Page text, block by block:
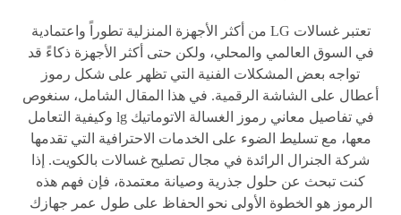
تعتبر غسالات LG من أكثر الأجهزة المنزلية تطوراً واعتمادية
في السوق العالمي والمحلي، ولكن حتى أكثر الأجهزة ذكاءً قد
تواجه بعض المشكلات الفنية التي تظهر على شكل رموز
أعطال على الشاشة الرقمية. في هذا المقال الشامل، سنغوص
في تفاصيل معاني رموز الغسالة الاتوماتيك lg وكيفية التعامل
معها، مع تسليط الضوء على الخدمات الاحترافية التي تقدمها
شركة الجنرال الرائدة في مجال تصليح غسالات بالكويت. إذا
كنت تبحث عن حلول جذرية وصيانة معتمدة، فإن فهم هذه
الرموز هو الخطوة الأولى نحو الحفاظ على طول عمر جهازك